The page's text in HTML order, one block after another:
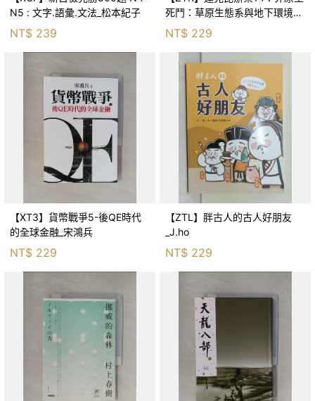
N5 : 文字.語彙.文法_松本紀子
NT$ 239
死鬥：草原生態系與地下環境的
生存適應_柯智元
NT$ 229
【XT3】貨幣戰爭5-後QE時代
的全球金融_宋鴻兵
NT$ 229
【ZTL】胖古人的古人好朋友
_J.ho
NT$ 229